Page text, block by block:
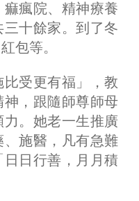
瘋院、精神療養
十餘家。到了冬
包等。
受更有福」，教
，跟隨師尊師母
。她老一生推廣
施醫，凡有急難
日行善，月月積